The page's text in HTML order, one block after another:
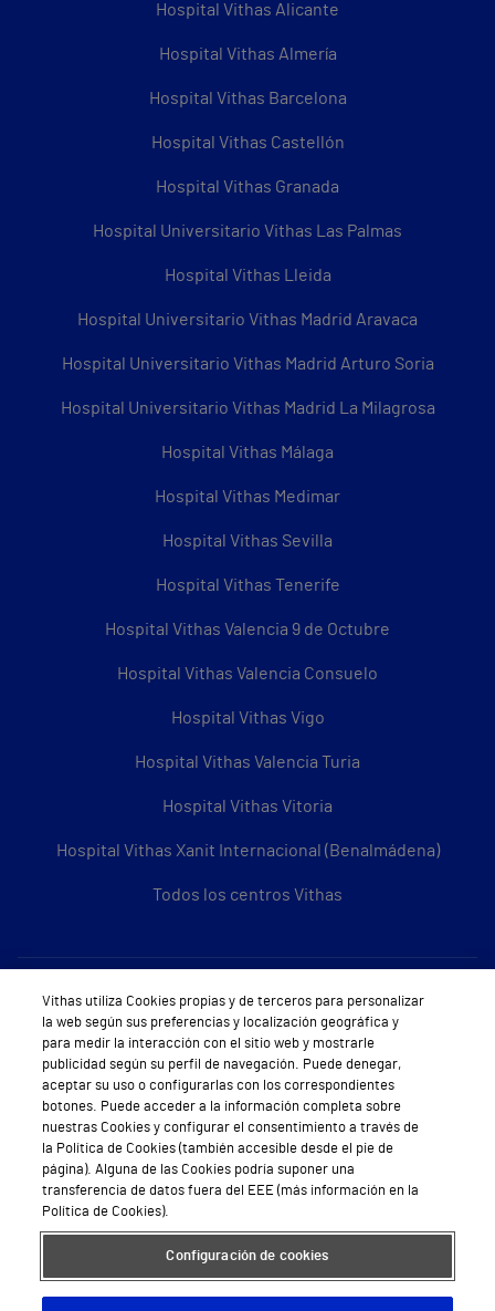
Hospital Vithas Alicante
Hospital Vithas Almería
Hospital Vithas Barcelona
Hospital Vithas Castellón
Hospital Vithas Granada
Hospital Universitario Vithas Las Palmas
Hospital Vithas Lleida
Hospital Universitario Vithas Madrid Aravaca
Hospital Universitario Vithas Madrid Arturo Soria
Hospital Universitario Vithas Madrid La Milagrosa
Hospital Vithas Málaga
Hospital Vithas Medimar
Hospital Vithas Sevilla
Hospital Vithas Tenerife
Hospital Vithas Valencia 9 de Octubre
Hospital Vithas Valencia Consuelo
Hospital Vithas Vigo
Hospital Vithas Valencia Turia
Hospital Vithas Vitoria
Hospital Vithas Xanit Internacional (Benalmádena)
Todos los centros Vithas
Sobre Vithas
Quiénes somos
Trabajar en Vithas
Teléfono Cita Médica
Teléfono Atención al Cliente
Política de seguridad y salud en el trabajo
Conoce a Supervita
Vithas utiliza Cookies propias y de terceros para personalizar
la web según sus preferencias y localización geográfica y
para medir la interacción con el sitio web y mostrarle
publicidad según su perfil de navegación. Puede denegar,
aceptar su uso o configurarlas con los correspondientes
botones. Puede acceder a la información completa sobre
nuestras Cookies y configurar el consentimiento a través de
la Política de Cookies (también accesible desde el pie de
página). Alguna de las Cookies podría suponer una
transferencia de datos fuera del EEE (más información en la
Política de Cookies).
Configuración de cookies